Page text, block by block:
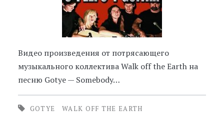
Видео произведения от потрясающего
музыкального коллектива Walk off the Earth на
песню Gotye — Somebody…
GOTYE WALK OFF THE EARTH